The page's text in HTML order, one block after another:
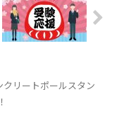
クリートポールスタン